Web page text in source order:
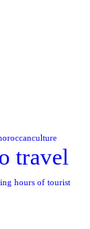
travel
hours of tourist